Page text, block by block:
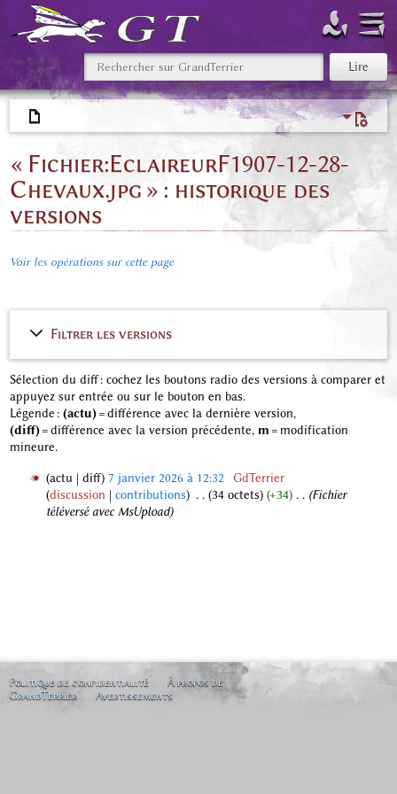
« Fichier:EclaireurF1907-12-28-
Chevaux.jpg » : historique des
versions
Voir les opérations sur cette page
Filtrer les versions
Sélection du diff : cochez les boutons radio des versions à comparer et
appuyez sur entrée ou sur le bouton en bas.
Légende : (actu)= différence avec la dernière version,
(diff)= différence avec la version précédente, m = modification
mineure.
0
2
6
actu diff 7 janvier 2026 à 12:32‎ GdTerrier
discussion
contributions 34 octets +34 ‎
Fichier
téléversé avec MsUpload
Politique de confidentialité
À propos de
GrandTerrier
Avertissements